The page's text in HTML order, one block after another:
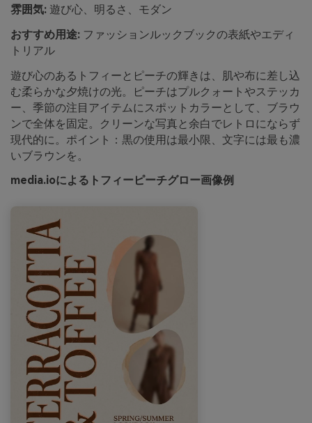
雰囲気: 遊び心、明るさ、モダン
おすすめ用途: ファッションルックブックの表紙やエディ
トリアル
遊び心のあるトフィーとピーチの輝きは、肌や布に差し込
む柔らかな夕焼けの光。ピーチはプルクォートやステッカ
ー、季節の注目アイテムにスポットカラーとして、ブラウ
ンで全体を固定。クリーンな写真と余白でレトロにならず
現代的に。ポイント：黒の使用は最小限、文字には最も濃
いブラウンを。
media.ioによるトフィーピーチグロー画像例